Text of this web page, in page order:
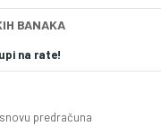
BANAKA
na rate!
predračuna